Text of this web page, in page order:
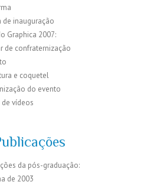
inauguração
Graphica 2007:
de confraternização
e coquetel
do evento
vídeos
da pós-graduação:
de 2003